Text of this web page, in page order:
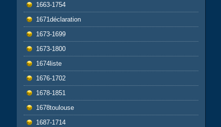
1663-1754
1671déclaration
1673-1699
1673-1800
1674liste
1676-1702
1678-1851
1678toulouse
1687-1714